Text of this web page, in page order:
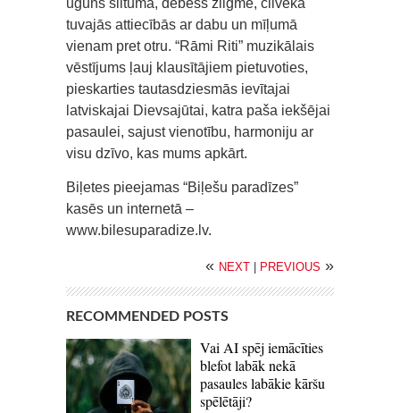
uguns siltumā, debess zilgmē, cilvēka
tuvajās attiecībās ar dabu un mīļumā
vienam pret otru. “Rāmi Riti” muzikālais
vēstījums ļauj klausītājiem pietuvoties,
pieskarties tautasdziesmās ievītajai
latviskajai Dievsajūtai, katra paša iekšējai
pasaulei, sajust vienotību, harmoniju ar
visu dzīvo, kas mums apkārt.
Biļetes pieejamas “Biļešu paradīzes”
kasēs un internetā –
www.bilesuparadize.lv.
« NEXT PREVIOUS »
RECOMMENDED POSTS
Vai AI spēj iemācīties
blefot labāk nekā
pasaules labākie kāršu
spēlētāji?